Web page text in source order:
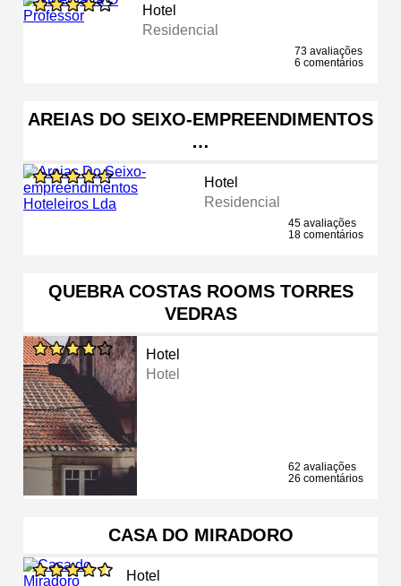
Hotel
Residencial
73 avaliações
6 comentários
AREIAS DO SEIXO-EMPREENDIMENTOS
…
Hotel
Residencial
45 avaliações
18 comentários
QUEBRA COSTAS ROOMS TORRES
VEDRAS
Hotel
Hotel
62 avaliações
26 comentários
CASA DO MIRADORO
Hotel